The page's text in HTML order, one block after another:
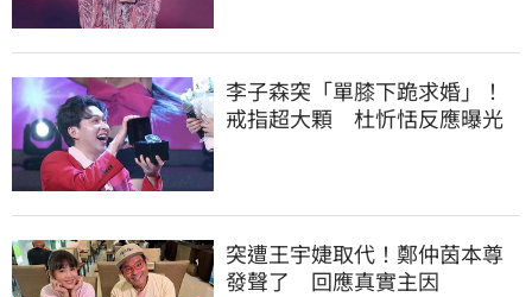
李子森突「單膝下跪求婚」！
戒指超大顆 杜忻恬反應曝光
突遭王宇婕取代！鄭仲茵本尊
發聲了 回應真實主因